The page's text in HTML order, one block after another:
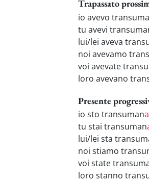
Trapassato
io avevo
tu avevi
lui/lei aveva
noi avevamo
voi avevate
loro avevano
Presente
io sto transuman
tu stai transuman
lui/lei sta
noi stiamo
voi state
loro stanno